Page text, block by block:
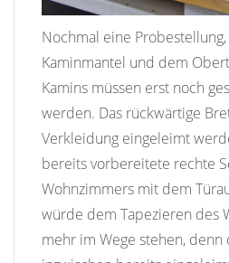
Nochmal eine
Kaminmantel und dem
Kamins müssen erst noch
werden. Das rückwärtige
Verkleidung eingeleimt
bereits vorbereitete rechte
Wohnzimmers mit dem
würde dem Tapezieren des
mehr im Wege stehen,